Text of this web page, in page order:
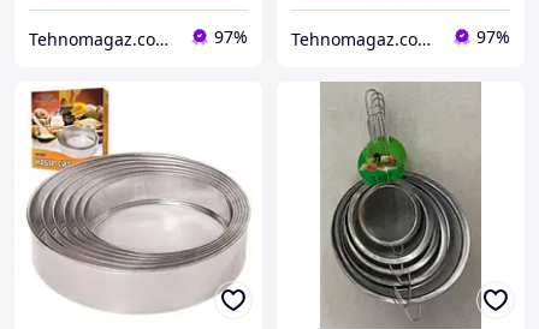
Tehnomagaz.com.ua - це передовий інтернет-магазин, спеціалізуючийся на продажу техніки 97% Tehnomagaz.com.ua - це передовий інтернет-магазин, спеціалізуючийся на продажу техніки 97%